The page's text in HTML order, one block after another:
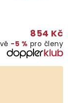
854 Kč
−5 % pro členy